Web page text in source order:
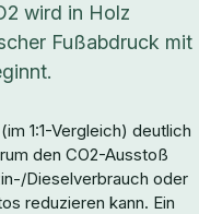
wird in Holz
Fußabdruck mit
1:1-Vergleich) deutlich
den CO2-Ausstoß
Dieselverbrauch oder
reduzieren kann. Ein